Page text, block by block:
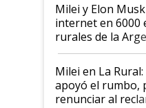
Milei y Elon
internet en 6000
rurales de la
a un acuerdo
Milei en La
apoyó el rumbo,
renunciar al